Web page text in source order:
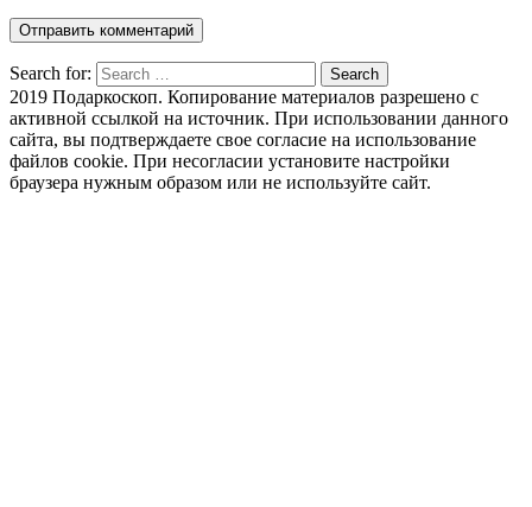
Search for: Search
2019 Подаркоскоп. Копирование материалов разрешено с
активной ссылкой на источник. При использовании данного
сайта, вы подтверждаете свое согласие на использование
файлов cookie. При несогласии установите настройки
браузера нужным образом или не используйте сайт.